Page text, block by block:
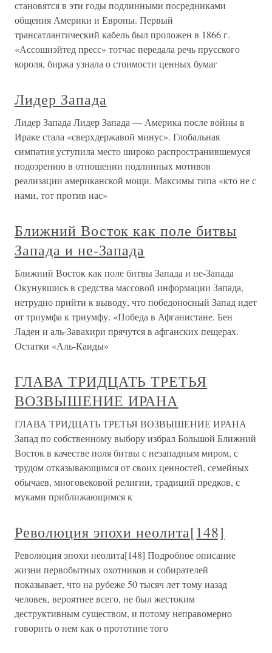
становятся в эти годы подлинными посредниками
общения Америки и Европы. Первый
трансатлантический кабель был проложен в 1866 г.
«Ассошиэйтед пресс» тотчас передала речь прусского
короля, биржа узнала о стоимости ценных бумаг
Лидер Запада
Лидер Запада Лидер Запада — Америка после войны в
Ираке стала «сверхдержавой минус». Глобальная
симпатия уступила место широко распространившемуся
подозрению в отношении подлинных мотивов
реализации американской мощи. Максимы типа «кто не с
нами, тот против нас»
Ближний Восток как поле битвы
Запада и не-Запада
Ближний Восток как поле битвы Запада и не-Запада
Окунувшись в средства массовой информации Запада,
нетрудно прийти к выводу, что победоносный Запад идет
от триумфа к триумфу. «Победа в Афганистане. Бен
Ладен и аль-Завахири прячутся в афганских пещерах.
Остатки «Аль-Каиды»
ГЛАВА ТРИДЦАТЬ ТРЕТЬЯ
ВОЗВЫШЕНИЕ ИРАНА
ГЛАВА ТРИДЦАТЬ ТРЕТЬЯ ВОЗВЫШЕНИЕ ИРАНА
Запад по собственному выбору избрал Большой Ближний
Восток в качестве поля битвы с незападным миром, с
трудом отказывающимся от своих ценностей, семейных
обычаев, многовековой религии, традиций предков, с
муками приближающимся к
Революция эпохи неолита[148]
Революция эпохи неолита[148] Подробное описание
жизни первобытных охотников и собирателей
показывает, что на рубеже 50 тысяч лет тому назад
человек, вероятнее всего, не был жестоким
деструктивным существом, и потому неправомерно
говорить о нем как о прототипе того